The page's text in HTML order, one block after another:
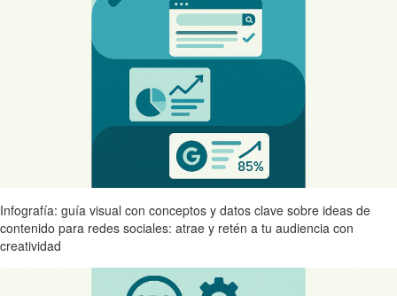
Infografía: guía visual con conceptos y datos clave sobre ideas de
contenido para redes sociales: atrae y retén a tu audiencia con
creatividad